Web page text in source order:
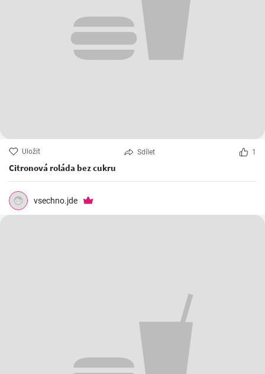
Uložit Sdílet 1
Citronová roláda bez cukru
vsechno.jde